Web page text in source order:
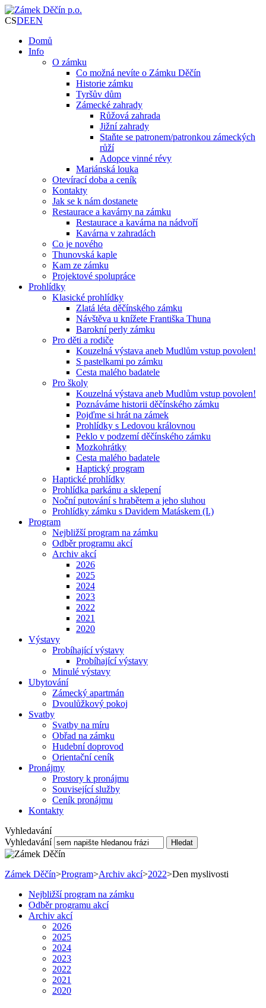
CSDEEN
Domů
Info
O zámku
Co možná nevíte o Zámku Děčín
Historie zámku
Tyršův dům
Zámecké zahrady
Růžová zahrada
Jižní zahrady
Staňte se patronem/patronkou zámeckých
růží
Adopce vinné révy
Mariánská louka
Otevírací doba a ceník
Kontakty
Jak se k nám dostanete
Restaurace a kavárny na zámku
Restaurace a kavárna na nádvoří
Kavárna v zahradách
Co je nového
Thunovská kaple
Kam ze zámku
Projektové spolupráce
Prohlídky
Klasické prohlídky
Zlatá léta děčínského zámku
Návštěva u knížete Františka Thuna
Barokní perly zámku
Pro děti a rodiče
Kouzelná výstava aneb Mudlům vstup povolen!
S pastelkami po zámku
Cesta malého badatele
Pro školy
Kouzelná výstava aneb Mudlům vstup povolen!
Poznáváme historii děčínského zámku
Pojďme si hrát na zámek
Prohlídky s Ledovou královnou
Peklo v podzemí děčínského zámku
Mozkohrátky
Cesta malého badatele
Haptický program
Haptické prohlídky
Prohlídka parkánu a sklepení
Noční putování s hrabětem a jeho sluhou
Prohlídky zámku s Davidem Matáskem (I.)
Program
Nejbližší program na zámku
Odběr programu akcí
Archiv akcí
2026
2025
2024
2023
2022
2021
2020
Výstavy
Probíhající výstavy
Probíhající výstavy
Minulé výstavy
Ubytování
Zámecký apartmán
Dvoulůžkový pokoj
Svatby
Svatby na míru
Obřad na zámku
Hudební doprovod
Orientační ceník
Pronájmy
Prostory k pronájmu
Související služby
Ceník pronájmu
Kontakty
Vyhledavání
Vyhledavání
Hledat
Zámek Děčín>Program>Archiv akcí>2022>Den myslivosti
Nejbližší program na zámku
Odběr programu akcí
Archiv akcí
2026
2025
2024
2023
2022
2021
2020